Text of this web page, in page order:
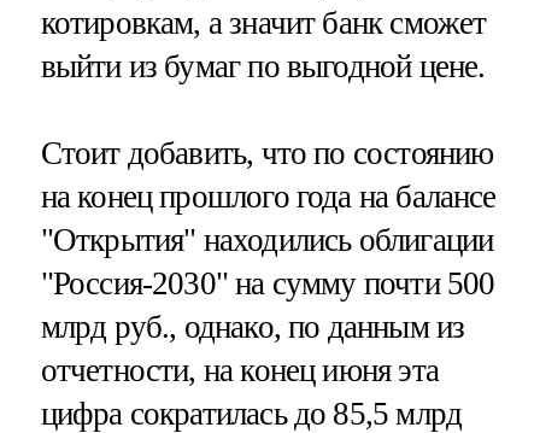
котировкам, а значит банк сможет
выйти из бумаг по выгодной цене.
Стоит добавить, что по состоянию
на конец прошлого года на балансе
"Открытия" находились облигации
"Россия-2030" на сумму почти 500
млрд руб., однако, по данным из
отчетности, на конец июня эта
цифра сократилась до 85,5 млрд